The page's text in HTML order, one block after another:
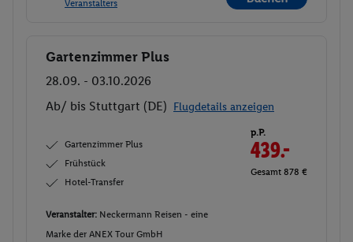
Veranstalters
Buchen
Gartenzimmer Plus
28.09. - 03.10.2026
Ab/ bis Stuttgart (DE) Flugdetails anzeigen
Gartenzimmer Plus
Frühstück
Hotel-Transfer
p.P.
439.-
Gesamt 878 €
Veranstalter: Neckermann Reisen - eine
Marke der ANEX Tour GmbH